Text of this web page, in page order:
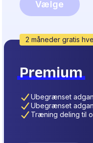
Vælge
2 måneder gratis
Premium
Ubegrænset
Ubegrænset
Træning deling til